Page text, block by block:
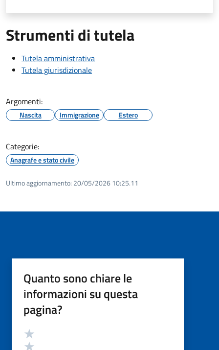
Strumenti di tutela
Tutela amministrativa
Tutela giurisdizionale
Argomenti:
Nascita Immigrazione Estero
Categorie:
Anagrafe e stato civile
Ultimo aggiornamento: 20/05/2026 10:25.11
Quanto sono chiare le
informazioni su questa
pagina?
Valutazione